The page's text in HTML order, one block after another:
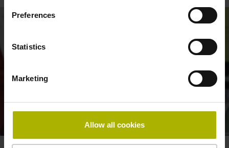
Preferences
Statistics
Marketing
Allow all cookies